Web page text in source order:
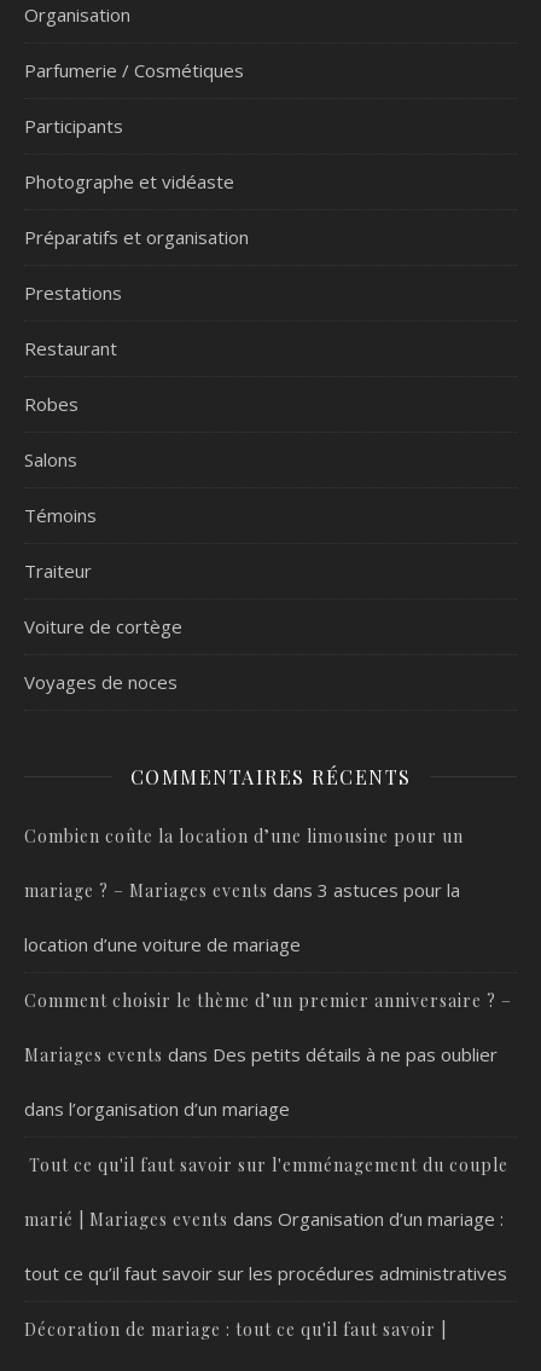
Organisation
Parfumerie / Cosmétiques
Participants
Photographe et vidéaste
Préparatifs et organisation
Prestations
Restaurant
Robes
Salons
Témoins
Traiteur
Voiture de cortège
Voyages de noces
COMMENTAIRES RÉCENTS
Combien coûte la location d’une limousine pour un
mariage ? – Mariages events dans 3 astuces pour la
location d’une voiture de mariage
Comment choisir le thème d’un premier anniversaire ? –
Mariages events dans Des petits détails à ne pas oublier
dans l’organisation d’un mariage
Tout ce qu'il faut savoir sur l'emménagement du couple
marié | Mariages events dans Organisation d’un mariage :
tout ce qu’il faut savoir sur les procédures administratives
Décoration de mariage : tout ce qu'il faut savoir |